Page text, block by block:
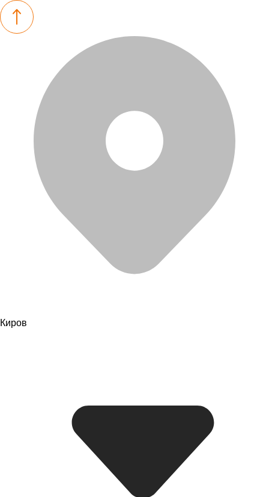
Киров